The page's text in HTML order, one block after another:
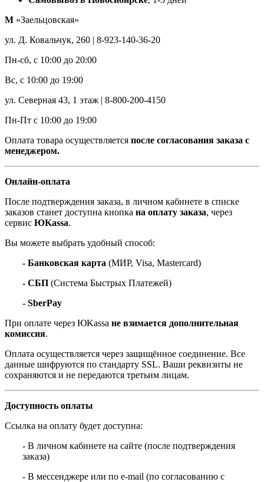
М «Заельцовская»
ул. Д. Ковальчук, 260 | 8-923-140-36-20
Пн-сб, с 10:00 до 20:00
Вс, с 10:00 до 19:00
ул. Северная 43, 1 этаж | 8-800-200-4150
Пн-Пт с 10:00 до 19:00
Оплата товара осуществляется после согласования заказа с
менеджером.
Онлайн-оплата
После подтверждения заказа, в личном кабинете в списке
заказов станет доступна кнопка на оплату заказа, через
сервис ЮKassa.
Вы можете выбрать удобный способ:
- Банковская карта (МИР, Visa, Mastercard)
- СБП (Система Быстрых Платежей)
- SberPay
При оплате через ЮKassa не взимается дополнительная
комиссия.
Оплата осуществляется через защищённое соединение. Все
данные шифруются по стандарту SSL. Ваши реквизиты не
сохраняются и не передаются третьим лицам.
Доступность оплаты
Ссылка на оплату будет доступна:
- В личном кабинете на сайте (после подтверждения
заказа)
- В мессенджере или по e-mail (по согласованию с